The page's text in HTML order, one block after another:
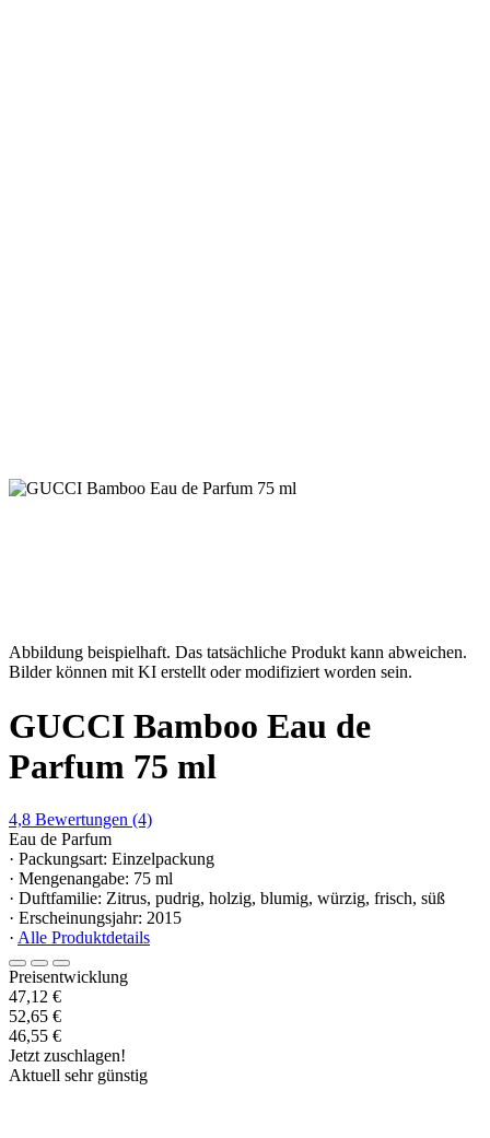
Abbildung beispielhaft. Das tatsächliche Produkt kann abweichen.
Bilder können mit KI erstellt oder modifiziert worden sein.
GUCCI Bamboo Eau de
Parfum 75 ml
4,8 Bewertungen (4)
Eau de Parfum
· Packungsart: Einzelpackung
· Mengenangabe: 75 ml
· Duftfamilie: Zitrus, pudrig, holzig, blumig, würzig, frisch, süß
· Erscheinungsjahr: 2015
· Alle Produktdetails
Preisentwicklung
47,12 €
52,65 €
46,55 €
Jetzt zuschlagen!
Aktuell sehr günstig